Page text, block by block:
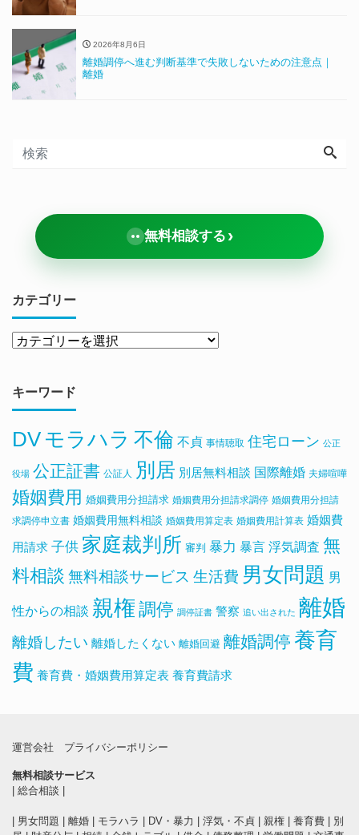
2026年8月6日
離婚調停へ進む判断基準で失敗しないための注意点｜
離婚
無料相談する ›
カテゴリー
キーワード
DV モラハラ 不倫 不貞 事情聴取 住宅ローン 公正
役場 公正証書 公証人 別居 別居無料相談 国際離婚 夫婦喧嘩
婚姻費用 婚姻費用分担請求 婚姻費用分担請求調停 婚姻費用分担請
求調停申立書 婚姻費用無料相談 婚姻費用算定表 婚姻費用計算表 婚姻費
用請求 子供 家庭裁判所 審判 暴力 暴言 浮気調査 無
料相談 無料相談サービス 生活費 男女問題 男
性からの相談 親権 調停 調停証書 警察 追い出された 離婚
離婚したい 離婚したくない 離婚回避 離婚調停 養育
費 養育費・婚姻費用算定表 養育費請求
運営会社 プライバシーポリシー
無料相談サービス
総合相談
男女問題 離婚 モラハラ DV・暴力 浮気・不貞 親権 養育費
別